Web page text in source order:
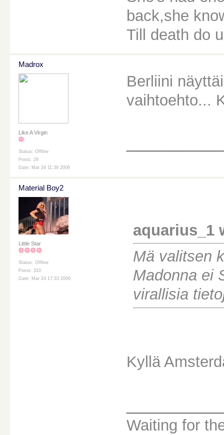
back,she
Till death do
Madrox
Like A Virgin
Status: Offline
Posts: 29
Date: Mar 24 11:39 2006
Berliini
vaihtoehto...
Material Boy2
Little Star
Status: Offline
Posts: 310
Date: Mar 24 17:33 2006
aquarius_1
Mä valitsen
Madonna ei
virallisia
Kyllä
Waiting for